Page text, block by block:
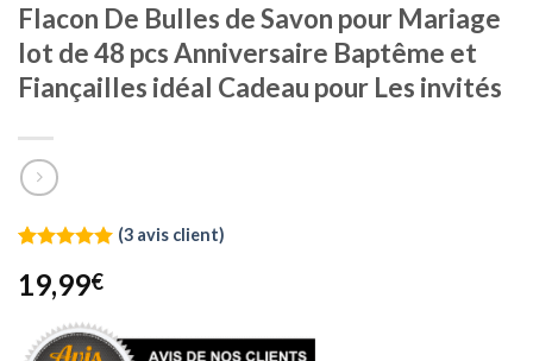
Flacon De Bulles de Savon pour Mariage
lot de 48 pcs Anniversaire Baptême et
Fiançailles idéal Cadeau pour Les invités
sur 5 basé
sur
notations
client
(3avis client)
19,99€